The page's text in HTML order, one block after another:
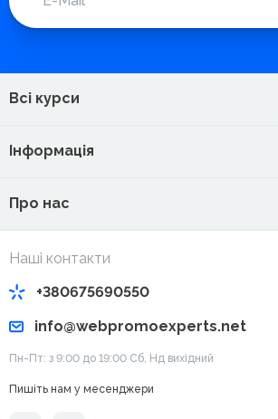
Всі курси
Інформація
Про нас
Наші контакти
+380675690550
info@webpromoexperts.net
Пн-Пт: з 9:00 до 19:00 Cб, Нд вихідний
Пишіть нам у месенджери